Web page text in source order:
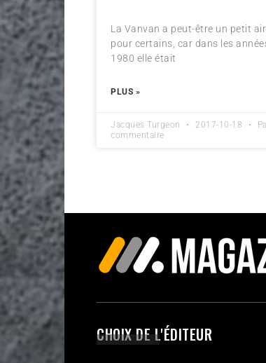
La Vanvan a peut-être un petit
pour certains, car dans les
1980 elle était
PLUS »
Jacques Turgeon 2017-10-18
commentaire
CHOIX DE L'ÉDITEUR